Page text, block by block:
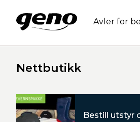
Avler for
Nettbutikk
Bestill utstyr